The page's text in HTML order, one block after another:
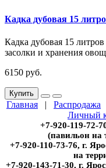
Кадка дубовая 15
Кадка дубовая 15
засолки и хранения
6150 руб.
Купить
Главная | Распродажа
Личный
+7-920-119-72-
(павильон на
+7-920-110-73-76, г.
на
+7-920-143-71-30, г.